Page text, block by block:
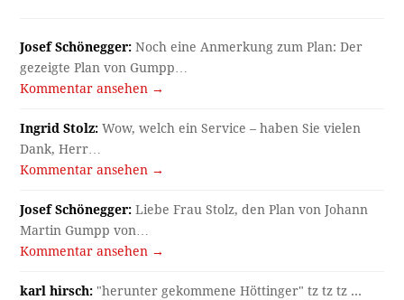
Josef Schönegger: Noch eine Anmerkung zum Plan: Der
gezeigte Plan von Gumpp…
Kommentar ansehen →
Ingrid Stolz: Wow, welch ein Service – haben Sie vielen
Dank, Herr…
Kommentar ansehen →
Josef Schönegger: Liebe Frau Stolz, den Plan von Johann
Martin Gumpp von…
Kommentar ansehen →
karl hirsch: "herunter gekommene Höttinger" tz tz tz ...